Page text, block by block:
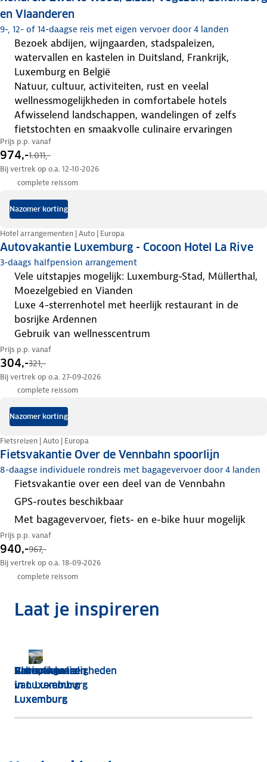
en Vlaanderen
9-, 12- of 14-daagse reis met eigen vervoer door 4 landen
bezoek abdijen, wijngaarden, stadspaleizen,
watervallen en kastelen in Duitsland, Frankrijk,
Luxemburg en België
natuur, cultuur, activiteiten, rust en veelal
wellnessmogelijkheden in comfortabele hotels
afwisselend landschappen, wandelingen of zelfs
fietstochten en smaakvolle culinaire ervaringen
Prijs p.p. vanaf
974,-1.011,-
Bij vertrek op o.a. 12-10-2026
complete reissom
Nazomer korting
Autovakantie Luxemburg - Cocoon Hotel La Rive
Hotel arrangementen | Auto | Europa
3-daags halfpension arrangement
vele uitstapjes mogelijk: Luxemburg-Stad, Müllerthal,
Moezelgebied en Vianden
luxe 4-sterrenhotel met heerlijk restaurant in de
bosrijke Ardennen
gebruik van wellnesscentrum
Prijs p.p. vanaf
304,-321,-
Bij vertrek op o.a. 27-09-2026
complete reissom
Nazomer korting
Fietsvakantie Over de Vennbahn spoorlijn
Fietsreizen | Auto | Europa
8-daagse individuele rondreis met bagagevervoer door 4 landen
fietsvakantie over een deel van de Vennbahn
GPS-routes beschikbaar
met bagagevervoer, fiets- en e-bike huur mogelijk
Prijs p.p. vanaf
940,-967,-
Bij vertrek op o.a. 18-09-2026
complete reissom
Laat je inspireren
Bezienswaardigheden
van Luxemburg
Autovakantie
in
Luxemburg
Vakantiehuizen
in Luxemburg
Glamping
in
Luxemburg